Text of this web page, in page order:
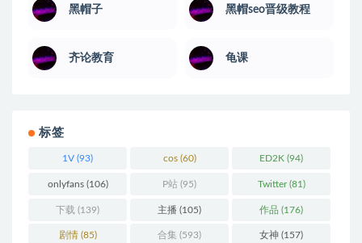
黑帽子 黑帽seo晋级教程
齐论教育 龟课
标签
1V (93) cos(60) ED2K (94)
onlyfans(106) P站 (95) Twitter(81)
下载 (139) 主播 (105) 作品 (176)
剧情(85) 合集 (593) 女神 (157)